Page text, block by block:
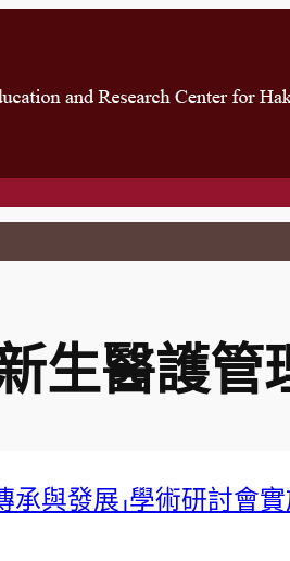
生醫護管
承與發展」學術研討會